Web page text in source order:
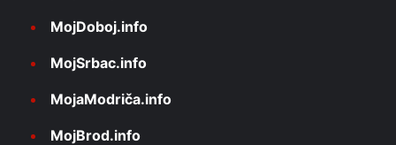
MojDoboj.info
MojSrbac.info
MojaModriča.info
MojBrod.info